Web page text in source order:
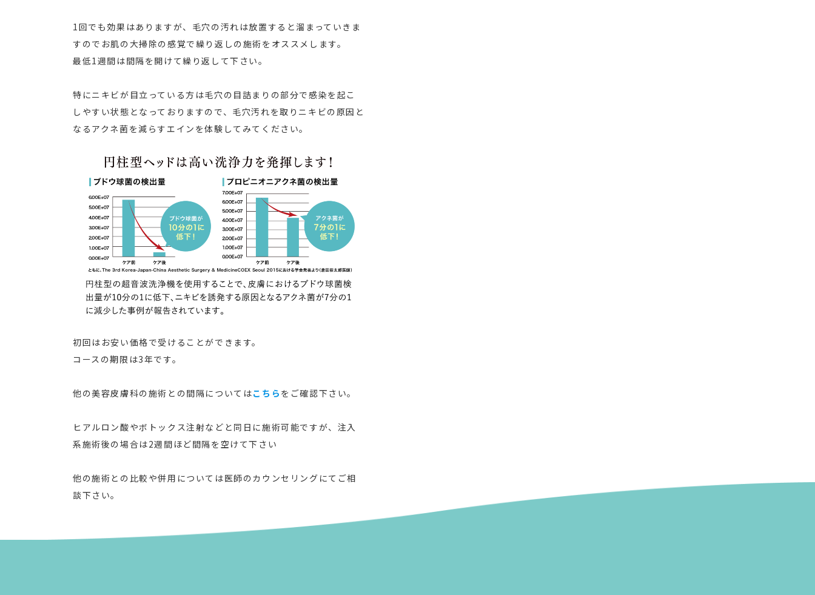
1回でも効果はありますが、毛穴の汚れは放置すると溜まっていきま
すのでお肌の大掃除の感覚で繰り返しの施術をオススメします。
最低1週間は間隔を開けて繰り返して下さい。
特にニキビが目立っている方は毛穴の目詰まりの部分で感染を起こ
しやすい状態となっておりますので、毛穴汚れを取りニキビの原因と
なるアクネ菌を減らすエインを体験してみてください。
初回はお安い価格で受けることができます。
コースの期限は3年です。
他の美容皮膚科の施術との間隔についてはこちら をご確認下さい。
ヒアルロン酸やボトックス注射などと同日に施術可能ですが、注入
系施術後の場合は2週間ほど間隔を空けて下さい
他の施術との比較や併用については医師のカウンセリングにてご相
談下さい。